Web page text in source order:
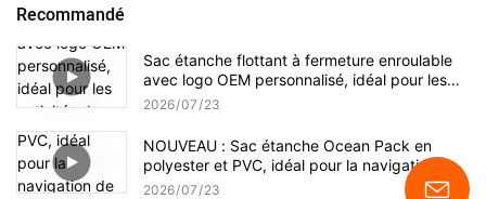
Recommandé
Sac étanche flottant à fermeture enroulable
avec logo OEM personnalisé, idéal pour les
activités de plein air et les sports nautiques.
2026 07 23
NOUVEAU : Sac étanche Ocean Pack en
polyester et PVC, idéal pour la navigation de
plaisance, la randonnée et le kayak. Logo
2026 07 23